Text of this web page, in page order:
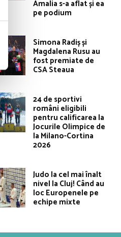
Amalia s-a aflat și ea
pe podium
Simona Radiș și
Magdalena Rusu au
fost premiate de
CSA Steaua
24 de sportivi
români eligibili
pentru calificarea la
Jocurile Olimpice de
la Milano-Cortina
2026
Judo la cel mai înalt
nivel la Cluj! Când au
loc Europenele pe
echipe mixte